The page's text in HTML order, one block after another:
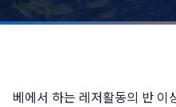
베에서 하는 레저활동의 반